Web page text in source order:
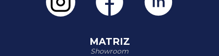
MATRIZ
Showroom